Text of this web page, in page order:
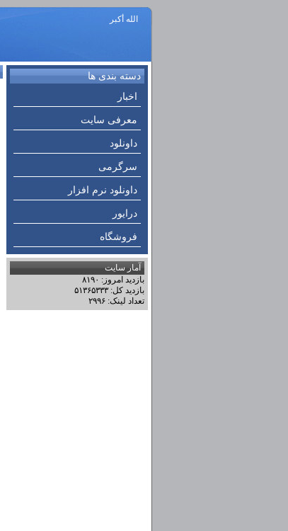
الله أكبر
دسته بندی ها
اخبار
معرفی سایت
داونلود
سرگرمی
داونلود نرم افزار
درایور
فروشگاه
آمار سایت
بازدید امروز: ۸۱۹۰
بازدید کل: ۵۱۳۶۵۳۳۳
تعداد لینک: ۲۹۹۶